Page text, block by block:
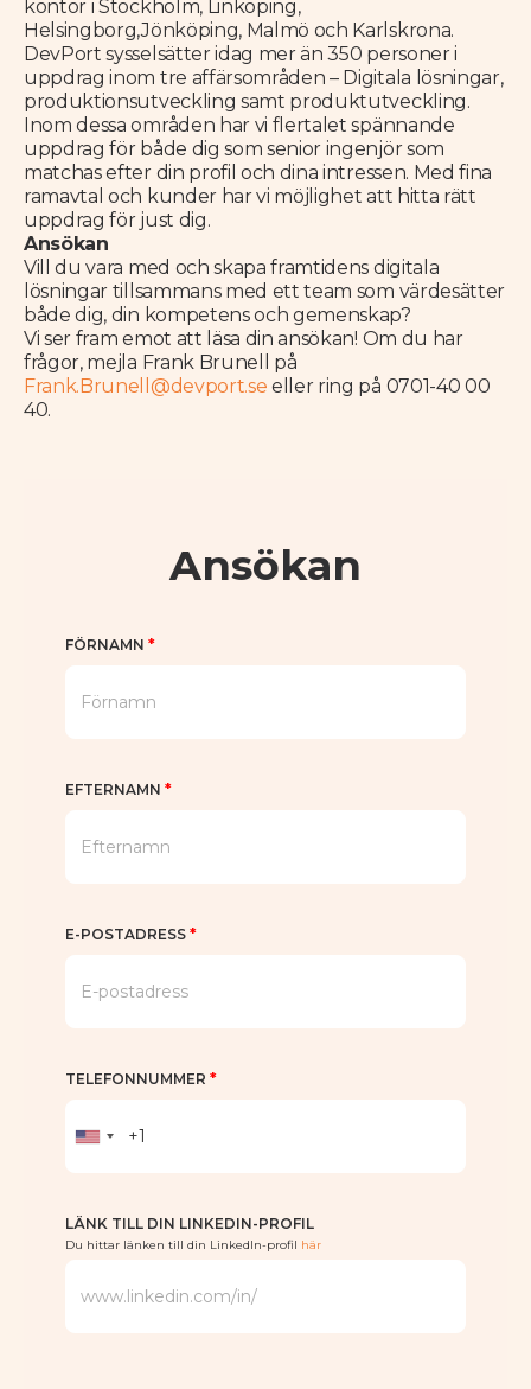
kontor i Stockholm, Linköping,
Helsingborg,Jönköping, Malmö och Karlskrona.
DevPort sysselsätter idag mer än 350 personer i
uppdrag inom tre affärsområden – Digitala lösningar,
produktionsutveckling samt produktutveckling.
Inom dessa områden har vi flertalet spännande
uppdrag för både dig som senior ingenjör som
matchas efter din profil och dina intressen. Med fina
ramavtal och kunder har vi möjlighet att hitta rätt
uppdrag för just dig.
Ansökan
Vill du vara med och skapa framtidens digitala
lösningar tillsammans med ett team som värdesätter
både dig, din kompetens och gemenskap?
Vi ser fram emot att läsa din ansökan! Om du har
frågor, mejla Frank Brunell på
Frank.Brunell@devport.se eller ring på 0701-40 00
40.